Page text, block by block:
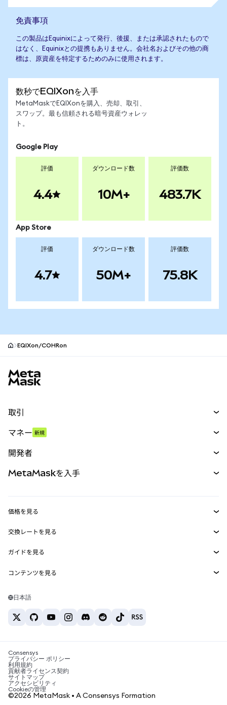
免責事項
この製品はEquinixによって発行、後援、または承認されたもので
はなく、Equinixとの提携もありません。会社名およびその他の商
標は、原資産を特定するためのみに使用されます。
数秒でEQIXonを入手
MetaMaskでEQIXonを購入、売却、取引、
スワップ。最も信頼される暗号資産ウォレッ
ト。
Google Play
評価
4.4
ダウンロード数
10M+
評価数
483.7K
App Store
評価
4.7
ダウンロード数
50M+
評価数
75.8K
EQIXon/COHRon
取引
パーペチュアル
RWA
マネー 新規
開発者
MetaMask Connect
Snaps
Web3サービス
MetaMaskを入手
セキュリティ
サポート
キャリア
お問い合わせ
価格を見る
イーサリアムの価格
Solanaの価格
Tetherの価格
交換レートを見る
ETH→USD
USDT→INR
BTC→INR
ETH→USDT
ガイドを見る
ETHの購入
USDTの購入
SHIBの購入
BNBの購入
コンテンツを見る
Solanaウォレット
税制関連ニュース
暗号資産の購入方法は？
ビットコインを売るには？
日本語
Consensys
プライバシー ポリシー
利用規約
貢献者ライセンス契約
サイトマップ
アクセシビリティ
Cookieの管理
©2026 MetaMask • A Consensys Formation